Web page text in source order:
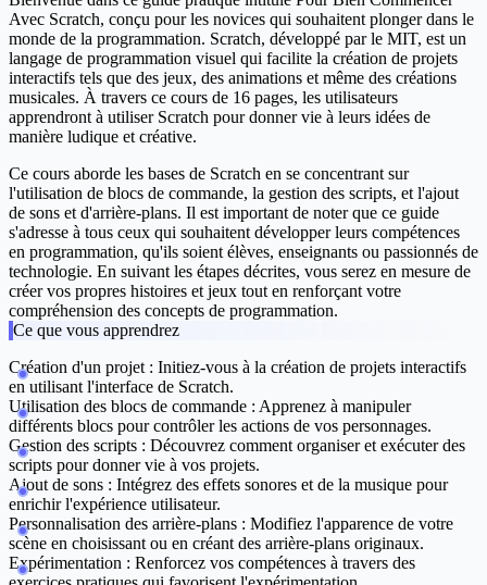
Avec Scratch, conçu pour les novices qui souhaitent plonger dans le
monde de la programmation. Scratch, développé par le MIT, est un
langage de programmation visuel qui facilite la création de projets
interactifs tels que des jeux, des animations et même des créations
musicales. À travers ce cours de 16 pages, les utilisateurs
apprendront à utiliser Scratch pour donner vie à leurs idées de
manière ludique et créative.
Ce cours aborde les bases de Scratch en se concentrant sur
l'utilisation de blocs de commande, la gestion des scripts, et l'ajout
de sons et d'arrière-plans. Il est important de noter que ce guide
s'adresse à tous ceux qui souhaitent développer leurs compétences
en programmation, qu'ils soient élèves, enseignants ou passionnés de
technologie. En suivant les étapes décrites, vous serez en mesure de
créer vos propres histoires et jeux tout en renforçant votre
compréhension des concepts de programmation.
Ce que vous apprendrez
Création d'un projet : Initiez-vous à la création de projets interactifs
en utilisant l'interface de Scratch.
Utilisation des blocs de commande : Apprenez à manipuler
différents blocs pour contrôler les actions de vos personnages.
Gestion des scripts : Découvrez comment organiser et exécuter des
scripts pour donner vie à vos projets.
Ajout de sons : Intégrez des effets sonores et de la musique pour
enrichir l'expérience utilisateur.
Personnalisation des arrière-plans : Modifiez l'apparence de votre
scène en choisissant ou en créant des arrière-plans originaux.
Expérimentation : Renforcez vos compétences à travers des